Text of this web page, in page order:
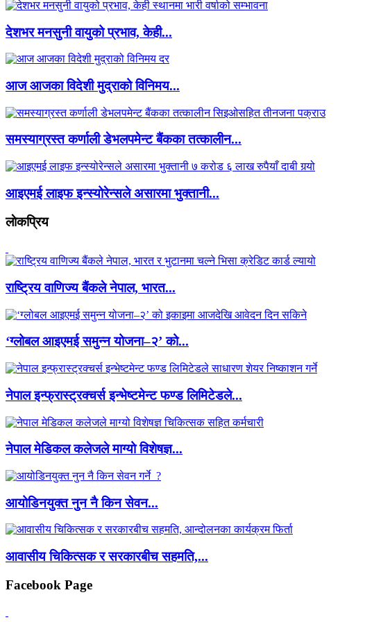
देशभर मनसुनी वायुको प्रभाव, केही...
आज आजका विदेशी मुद्राको विनिमय...
समस्याग्रस्त कर्णाली डेभलपमेन्ट बैंकका तत्कालीन...
आइएमई लाइफ इन्स्योरेन्सले असारमा भुक्तानी...
लाेकप्रिय
राष्ट्रिय वाणिज्य बैंकले नेपाल, भारत...
‘ग्लोबल आइएमई समुन्न योजना–२’ को...
नेपाल इन्फ्रास्ट्रक्चर्स इन्भेष्टमेन्ट फण्ड लिमिटेडले...
नेपाल मेडिकल कलेजले माग्यो विशेषज्ञ...
आयोडिनयुक्त नुन नै किन सेवन...
आवासीय चिकित्सक र सरकारबीच सहमति,...
Facebook Page